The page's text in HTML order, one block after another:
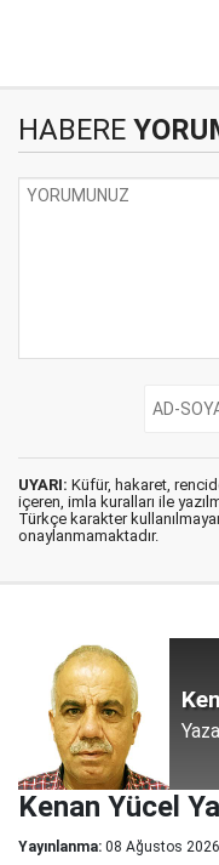
HABERE
UYARI: Küfür, hakaret,
içeren, imla kuralları ile
Türkçe karakter
onaylanmamaktadır.
Kenan Yücel
Yayınlanma: 08 Ağustos